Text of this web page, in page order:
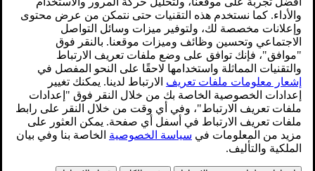
زر مؤشرات التحذير من الخطر.
اضغط على الزر لتشغيل مؤشرات التحذير من الخطر. يومض رمزا
مؤشري الاتجاه في لوحة العدادات المندمجة عند استخدام مؤشرات